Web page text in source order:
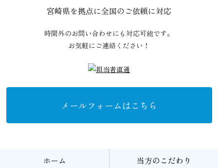
宮崎県を拠点に全国のご依頼に対応
時間外のお問い合わせにも対応可能です。
お気軽にご連絡ください！
メールフォームはこちら
ホーム
当方のこだわり